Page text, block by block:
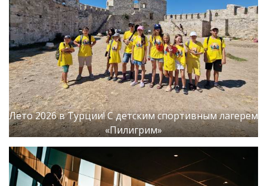
Лето 2026 в Турции! С детским спортивным лагерем
«Пилигрим»